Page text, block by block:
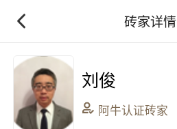
砖家详情
刘俊
阿牛认证砖家